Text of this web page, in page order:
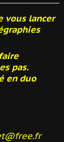
vous lancer
pas.
en duo